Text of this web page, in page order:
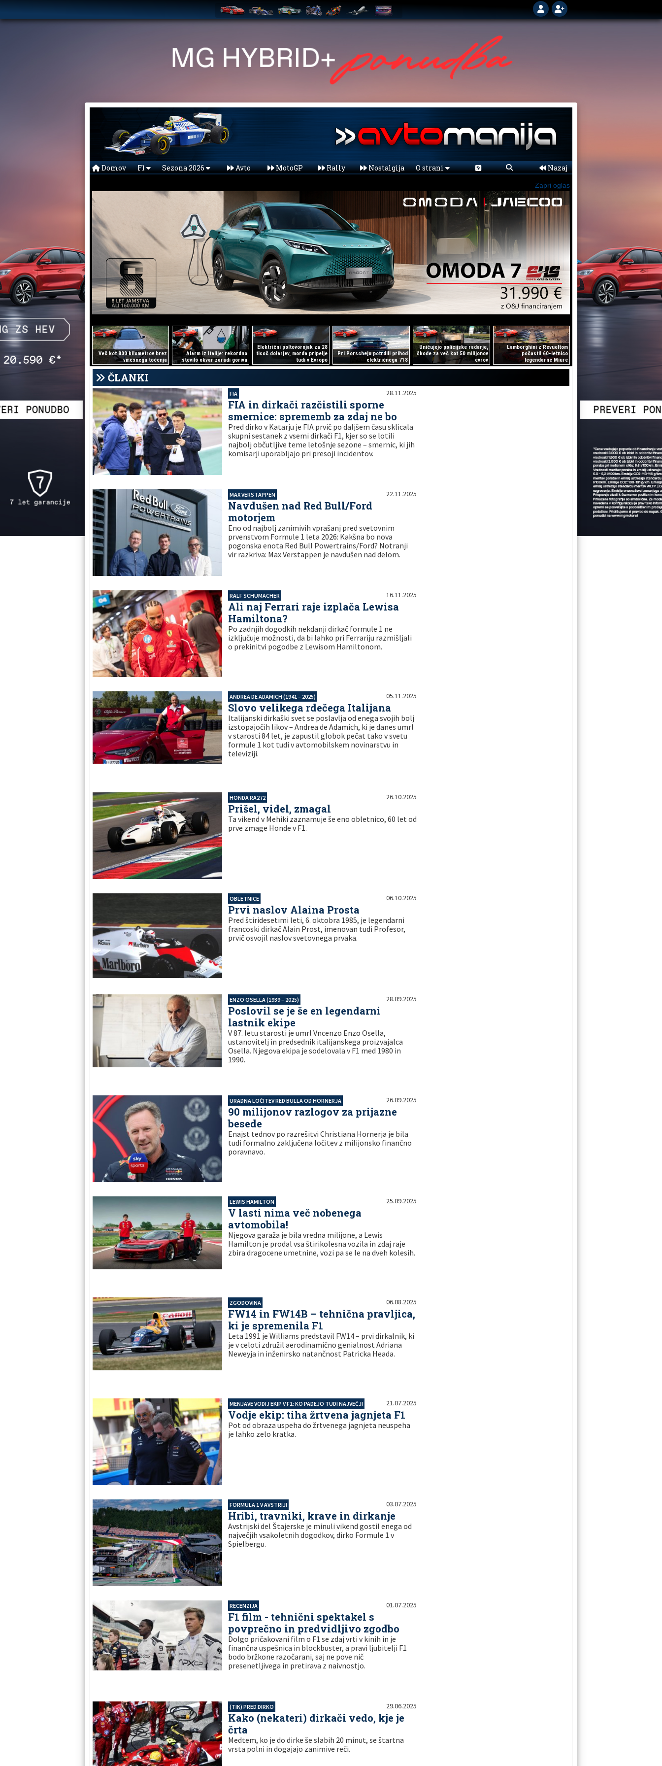
Domov F1 Sezona 2026 Avto MotoGP Rally Nostalgija O strani Nazaj
Zapri oglas
Več kot 800 kilometrov brez
vmesnega točenja
Alarm iz Italije: rekordno
število okvar zaradi goriva
Električni poltovornjak za 28
tisoč dolarjev, morda pripelje
tudi v Evropo
Pri Porscheju potrdili prihod
električnega 718
Uničujejo policijske radarje,
škode za več kot 50 milijonov
evrov
Lamborghini z Revueltom
počastil 60-letnico
legendarne Miure
ČLANKI
FIA 28.11.2025
FIA in dirkači razčistili sporne
smernice: sprememb za zdaj ne bo
Pred dirko v Katarju je FIA prvič po daljšem času sklicala
skupni sestanek z vsemi dirkači F1, kjer so se lotili
najbolj občutljive teme letošnje sezone – smernic, ki jih
komisarji uporabljajo pri presoji incidentov.
MAX VERSTAPPEN 22.11.2025
Navdušen nad Red Bull/Ford
motorjem
Eno od najbolj zanimivih vprašanj pred svetovnim
prvenstvom Formule 1 leta 2026: Kakšna bo nova
pogonska enota Red Bull Powertrains/Ford? Notranji
vir razkriva: Max Verstappen je navdušen nad delom.
RALF SCHUMACHER 16.11.2025
Ali naj Ferrari raje izplača Lewisa
Hamiltona?
Po zadnjih dogodkih nekdanji dirkač formule 1 ne
izključuje možnosti, da bi lahko pri Ferrariju razmišljali
o prekinitvi pogodbe z Lewisom Hamiltonom.
ANDREA DE ADAMICH (1941 – 2025) 05.11.2025
Slovo velikega rdečega Italijana
Italijanski dirkaški svet se poslavlja od enega svojih bolj
izstopajočih likov – Andrea de Adamich, ki je danes umrl
v starosti 84 let, je zapustil globok pečat tako v svetu
formule 1 kot tudi v avtomobilskem novinarstvu in
televiziji.
HONDA RA272 26.10.2025
Prišel, videl, zmagal
Ta vikend v Mehiki zaznamuje še eno obletnico, 60 let od
prve zmage Honde v F1.
OBLETNICE 06.10.2025
Prvi naslov Alaina Prosta
Pred štiridesetimi leti, 6. oktobra 1985, je legendarni
francoski dirkač Alain Prost, imenovan tudi Profesor,
prvič osvojil naslov svetovnega prvaka.
ENZO OSELLA (1939 – 2025) 28.09.2025
Poslovil se je še en legendarni
lastnik ekipe
V 87. letu starosti je umrl Vncenzo Enzo Osella,
ustanovitelj in predsednik italijanskega proizvajalca
Osella. Njegova ekipa je sodelovala v F1 med 1980 in
1990.
URADNA LOČITEV RED BULLA OD HORNERJA 26.09.2025
90 milijonov razlogov za prijazne
besede
Enajst tednov po razrešitvi Christiana Hornerja je bila
tudi formalno zaključena ločitev z milijonsko finančno
poravnavo.
LEWIS HAMILTON 25.09.2025
V lasti nima več nobenega
avtomobila!
Njegova garaža je bila vredna milijone, a Lewis
Hamilton je prodal vsa štirikolesna vozila in zdaj raje
zbira dragocene umetnine, vozi pa se le na dveh kolesih.
ZGODOVINA 06.08.2025
FW14 in FW14B – tehnična pravljica,
ki je spremenila F1
Leta 1991 je Williams predstavil FW14 – prvi dirkalnik, ki
je v celoti združil aerodinamično genialnost Adriana
Neweyja in inženirsko natančnost Patricka Heada.
MENJAVE VODIJ EKIP V F1: KO PADEJO TUDI NAJVEČJI 21.07.2025
Vodje ekip: tiha žrtvena jagnjeta F1
Pot od obraza uspeha do žrtvenega jagnjeta neuspeha
je lahko zelo kratka.
FORMULA 1 V AVSTRIJI 03.07.2025
Hribi, travniki, krave in dirkanje
Avstrijski del Štajerske je minuli vikend gostil enega od
največjih vsakoletnih dogodkov, dirko Formule 1 v
Spielbergu.
RECENZIJA 01.07.2025
F1 film - tehnični spektakel s
povprečno in predvidljivo zgodbo
Dolgo pričakovani film o F1 se zdaj vrti v kinih in je
finančna uspešnica in blockbuster, a pravi ljubitelji F1
bodo bržkone razočarani, saj ne pove nič
presenetljivega in pretirava z naivnostjo.
(TIK) PRED DIRKO 29.06.2025
Kako (nekateri) dirkači vedo, kje je
črta
Medtem, ko je do dirke še slabih 20 minut, se štartna
vrsta polni in dogajajo zanimive reči.